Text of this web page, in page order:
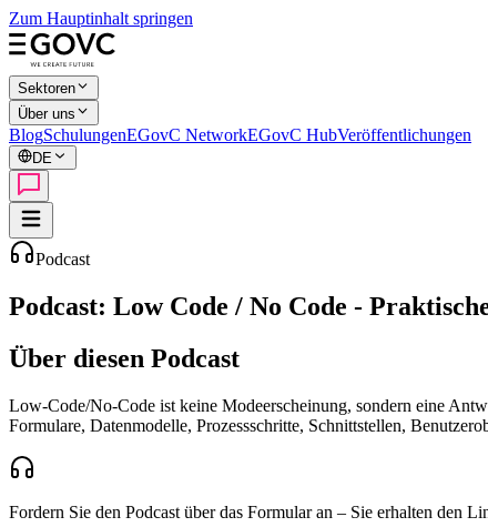
Zum Hauptinhalt springen
Sektoren
Über uns
BlogSchulungenEGovC NetworkEGovC HubVeröffentlichungen
DE
Podcast
Podcast: Low Code / No Code -
Über diesen Podcast
Low-Code/No-Code ist keine Modeerscheinung, sondern eine
Formulare, Datenmodelle, Prozessschritte, Schnittstellen,
Fordern Sie den Podcast über das Formular an – Sie erhalten den